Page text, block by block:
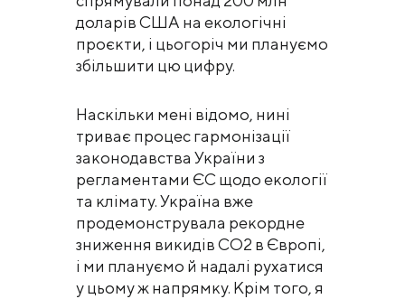
доларів США на екологічні
проєкти, і цьогоріч ми плануємо
збільшити цю цифру.
Наскільки мені відомо, нині
триває процес гармонізації
законодавства України з
регламентами ЄС щодо екології
та клімату. Україна вже
продемонструвала рекордне
зниження викидів CO2 в Європі,
і ми плануємо й надалі рухатися
у цьому ж напрямку. Крім того, я